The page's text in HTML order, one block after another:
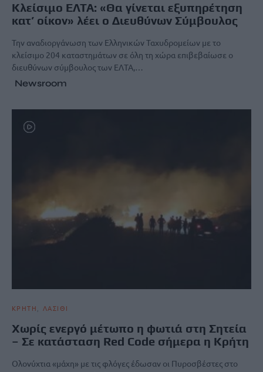
Κλείσιμο ΕΛΤΑ: «Θα γίνεται εξυπηρέτηση
κατ’ οίκον» λέει ο Διευθύνων Σύμβουλος
Την αναδιοργάνωση των Ελληνικών Ταχυδρομείων με το
κλείσιμο 204 καταστημάτων σε όλη τη χώρα επιβεβαίωσε ο
διευθύνων σύμβουλος των ΕΛΤΑ,…
Newsroom
ΚΡΗΤΗ ΛΑΣΙΘΙ
Χωρίς ενεργό μέτωπο η φωτιά στη Σητεία
– Σε κατάσταση Red Code σήμερα η Κρήτη
Ολονύχτια «μάχη» με τις φλόγες έδωσαν οι Πυροσβέστες στο